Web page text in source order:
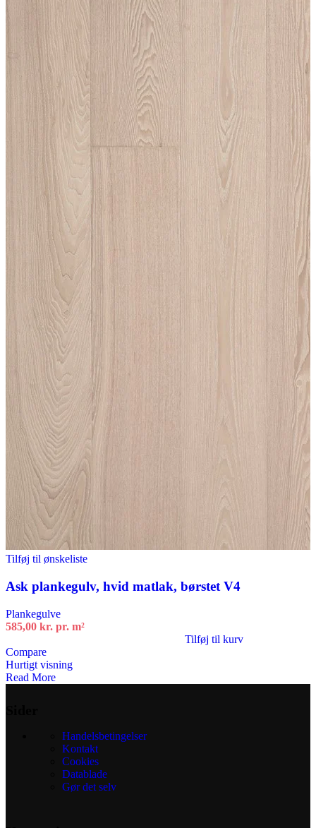
Tilføj til ønskeliste
Ask plankegulv, hvid matlak, børstet V4
Plankegulve
585,00 kr. pr. m²
Tilføj til kurv
Compare
Hurtigt visning
Read More
Handelsbetingelser
Kontakt
Cookies
Datablade
Gør det selv